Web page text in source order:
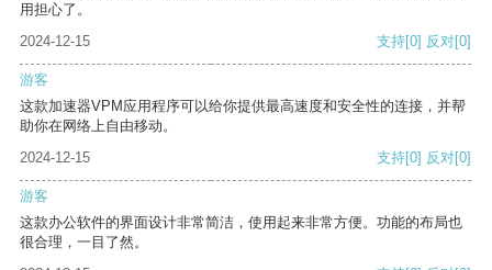
用担心了。
2024-12-15
支持[0] 反对[0]
游客
这款加速器VPM应用程序可以给你提供最高速度和安全性的连接，并帮
助你在网络上自由移动。
2024-12-15
支持[0] 反对[0]
游客
这款办公软件的界面设计非常简洁，使用起来非常方便。功能的布局也
很合理，一目了然。